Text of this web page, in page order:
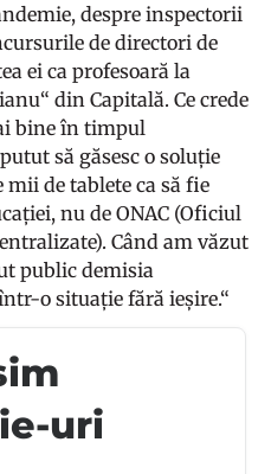
despre inspectorii
de directori de
ei ca profesoară la
din Capitală. Ce crede
bine în timpul
să găsesc o soluție
de tablete ca să fie
nu de ONAC (Oficiul
Când am văzut
public demisia
o situație fără ieșire.“
uri